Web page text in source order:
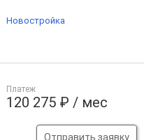
Платеж
120 275 ₽ / мес
Отправить заявку
Новостройка